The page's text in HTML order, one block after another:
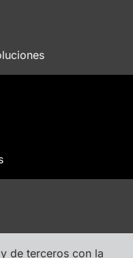
de terceros con la